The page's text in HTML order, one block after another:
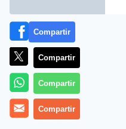
La red social Facebook
Compartir
Compartir
Compartir
Compartir